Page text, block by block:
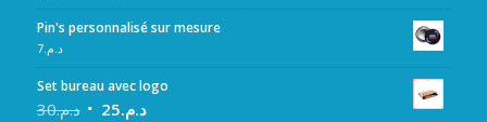
Pin's personnalisé sur mesure
د.م.7
Set bureau avec logo
د.م.30 د.م.25